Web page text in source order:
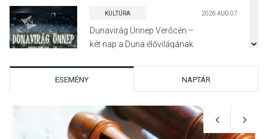
KULTÚRA 2026 AUG 07
Dunavirág Ünnep Verőcén –
két nap a Duna élővilágának
TERMÉSZETI KÖRNYEZET 2026 AUG 07
A napokban is nő a
ESEMÉNY NAPTÁR